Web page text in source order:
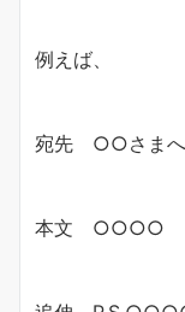
例えば、
宛先 ○○さまへ
本文 ○○○○